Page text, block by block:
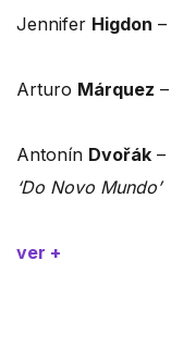
Jennifer Higdon –
Arturo Márquez –
Antonín Dvořák –
‘Do Novo Mundo’
ver +